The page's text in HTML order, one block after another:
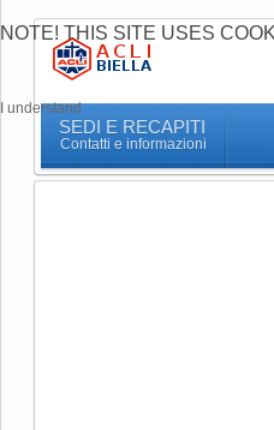
NOTE! THIS SITE USES
I understand
SEDI E RECAPITI
Contatti e informazioni